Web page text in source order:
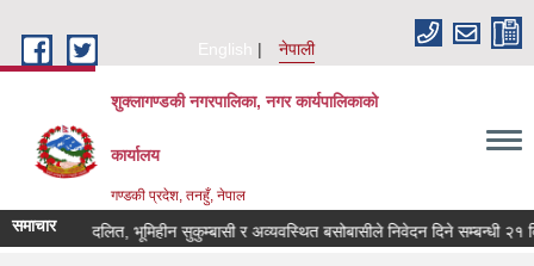
English
नेपाली
शुक्लागण्डकी नगरपालिका, नगर कार्यपालिकाको
कार्यालय
गण्डकी प्रदेश, तनहुँ, नेपाल
समाचार
भूमिहीन दलित, भूमिहीन सुकुम्बासी र अव्यवस्थित बसोबासीले निवेदन दिने सम्बन्धी २१ दिने